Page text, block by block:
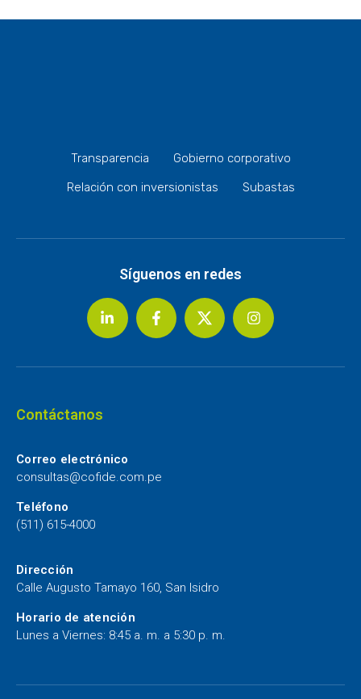
Transparencia
Gobierno corporativo
Relación con inversionistas
Subastas
Síguenos en redes
Contáctanos
Correo electrónico
consultas@cofide.com.pe
Teléfono
(511) 615-4000
Dirección
Calle Augusto Tamayo 160, San Isidro
Horario de atención
Lunes a Viernes: 8:45 a. m. a 5:30 p. m.